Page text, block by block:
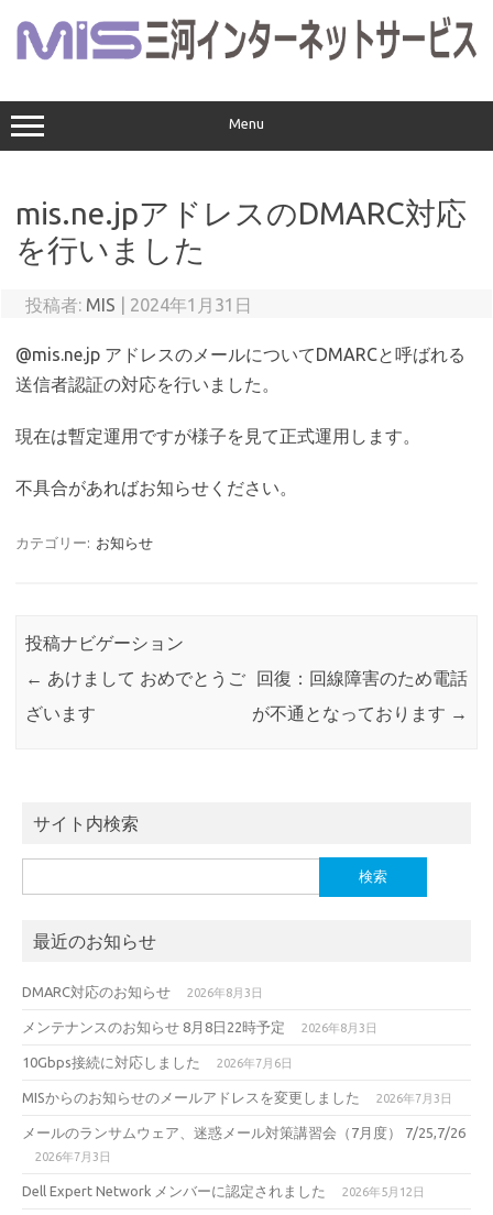
ス
キ
ッ
Menu
mis.ne.jpアドレスのDMARC対応
を行いました
投稿者: MIS 2024年1月31日
@mis.ne.jp アドレスのメールについてDMARCと呼ばれる
送信者認証の対応を行いました。
現在は暫定運用ですが様子を見て正式運用します。
不具合があればお知らせください。
カテゴリー: お知らせ
投稿ナビゲーション
← あけまして おめでとうご
ざいます
回復：回線障害のため電話
が不通となっております →
サイト内検索
索:
最近のお知らせ
DMARC対応のお知らせ 2026年8月3日
メンテナンスのお知らせ 8月8日22時予定 2026年8月3日
10Gbps接続に対応しました 2026年7月6日
MISからのお知らせのメールアドレスを変更しました 2026年7月3日
メールのランサムウェア、迷惑メール対策講習会（7月度） 7/25,7/26
2026年7月3日
Dell Expert Network メンバーに認定されました 2026年5月12日